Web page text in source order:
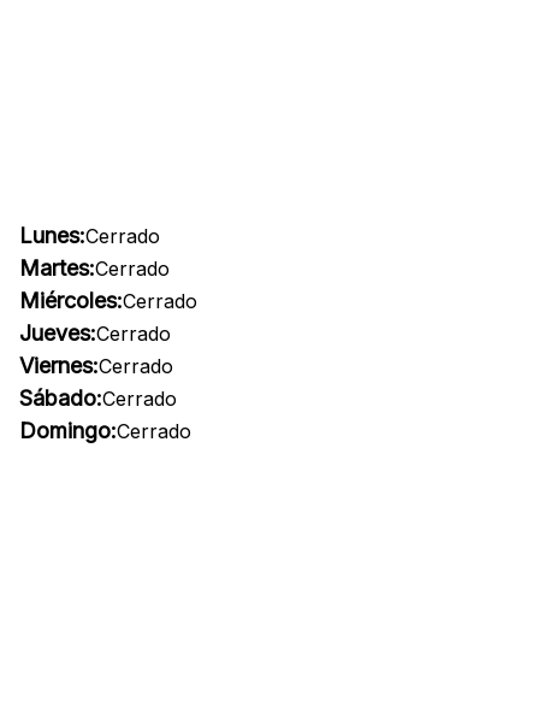
Lunes:Cerrado
Martes:Cerrado
Miércoles:Cerrado
Jueves:Cerrado
Viernes:Cerrado
Sábado:Cerrado
Domingo:Cerrado